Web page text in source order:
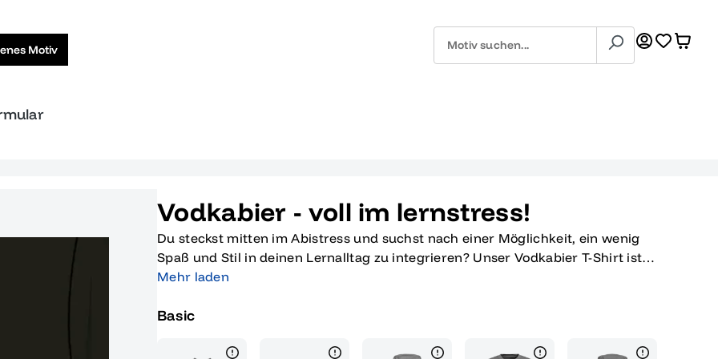
Motiv
Vodkabier - voll im lernstress!
Du steckst mitten im Abistress und suchst nach einer Möglichkeit, ein wenig
Spaß und Stil in deinen Lernalltag zu integrieren? Unser Vodkabier T-Shirt ist
genau das, was du brauchst! Mit seinem einzigartigen Grafikdesign, das eine
perfekte Portion Humor in die stressige Zeit der Abschlussprüfungen. Es ist
wissen, dass man den Lernstress am besten mit einem Augenzwinkern
Mehr laden
Basic